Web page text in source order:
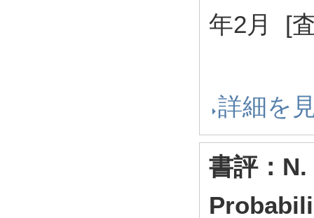
年2月 [
詳細を
書評：